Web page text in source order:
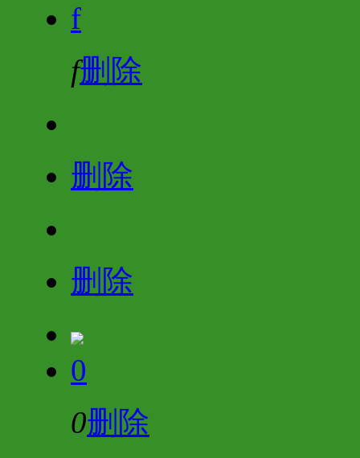
f
f删除
删除
删除
0
0删除